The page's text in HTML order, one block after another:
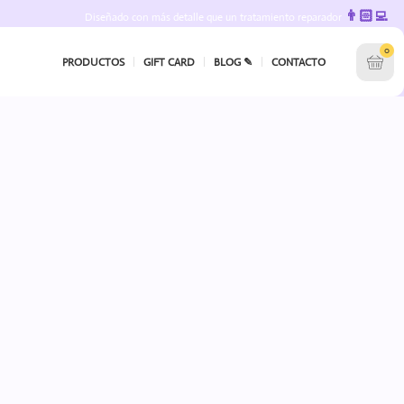
Diseñado con más detalle que un tratamiento reparador 👨🏻‍💻
PRODUCTOS GIFT CARD BLOG ✎ CONTACTO
0